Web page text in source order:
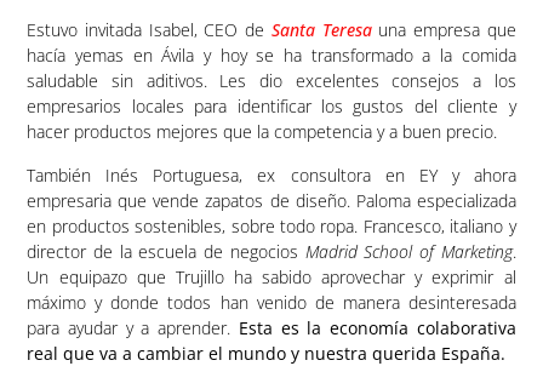
Estuvo invitada Isabel, CEO de Santa Teresauna empresa que
hacía yemas en Ávila y hoy se ha transformado a la comida
saludable sin aditivos. Les dio excelentes consejos a los
empresarios locales para identificar los gustos del cliente y
hacer productos mejores que la competencia y a buen precio.
También Inés Portuguesa, ex consultora en EY y ahora
empresaria que vende zapatos de diseño. Paloma especializada
en productos sostenibles, sobre todo ropa. Francesco, italiano y
director de la escuela de negocios Madrid School of Marketing.
Un equipazo que Trujillo ha sabido aprovechar y exprimir al
máximo y donde todos han venido de manera desinteresada
para ayudar y a aprender. Esta es la economía colaborativa
real que va a cambiar el mundo y nuestra querida España.